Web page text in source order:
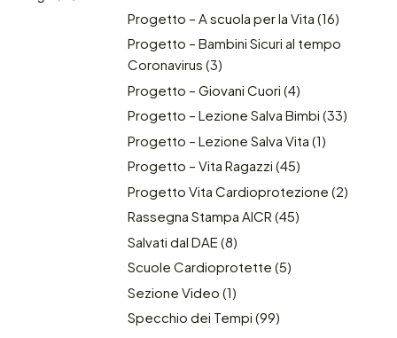
Progetto – A scuola per la Vita (16)
Progetto – Bambini Sicuri al tempo
Coronavirus (3)
Progetto – Giovani Cuori (4)
Progetto – Lezione Salva Bimbi (33)
Progetto – Lezione Salva Vita (1)
Progetto – Vita Ragazzi (45)
Progetto Vita Cardioprotezione (2)
Rassegna Stampa AICR (45)
Salvati dal DAE (8)
Scuole Cardioprotette (5)
Sezione Video (1)
Specchio dei Tempi (99)